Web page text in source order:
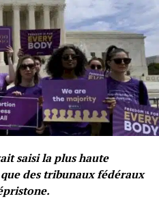
saisi la plus haute
des tribunaux fédéraux